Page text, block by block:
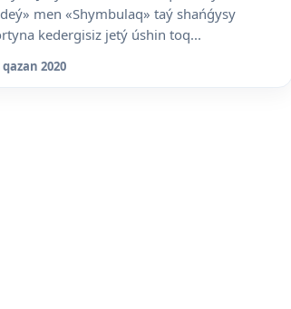
men «Shymbulaq» taý shańǵysy
kedergisiz jetý úshin toq...
qazan 2020